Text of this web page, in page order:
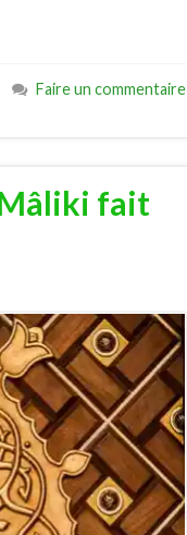
Faire un commentaire
Mâliki fait